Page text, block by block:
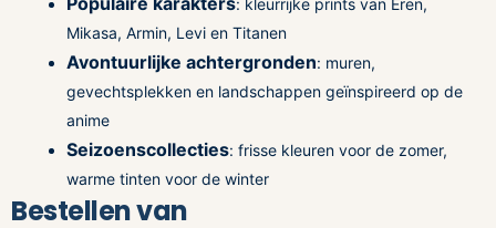
: kleurrijke prints van Eren,
Mikasa, Armin, Levi en Titanen
Avontuurlijke achtergronden: muren,
gevechtsplekken en landschappen geïnspireerd op de
anime
Seizoenscollecties: frisse kleuren voor de zomer,
warme tinten voor de winter
Bestellen van